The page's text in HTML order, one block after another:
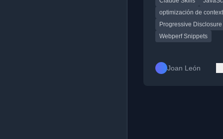
optimización de
Progressive Disclosure
Webperf Snippets
Joan León